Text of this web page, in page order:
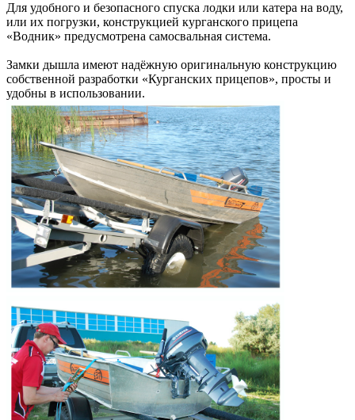
Для удобного и безопасного спуска лодки или катера на воду,
или их погрузки, конструкцией курганского прицепа
«Водник» предусмотрена самосвальная система.
Замки дышла имеют надёжную оригинальную конструкцию
собственной разработки «Курганских прицепов», просты и
удобны в использовании.